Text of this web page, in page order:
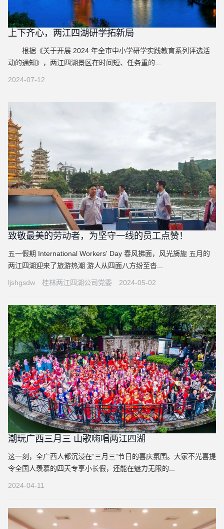
上下齐心，两江四湖研学拓新局
根据《关于开展 2024 年全市中小学研学实践教育系列评选活
动的通知》，两江四湖景区在时间短、任务重的...
2024-07-12
致敬最美的劳动者，为坚守一线的员工点赞！
五一假期 International Workers' Day 春风拂面，风光旖旎 五月的
两江四湖迎来了旅游热潮 游人从四面八方纷至沓...
ljshgsdw 桂林两江四湖公司党委 2024-05-02
潮玩广西三月三 山歌嗨唱两江四湖
这一刻，全广西人都沉浸在“三月三”节日的喜庆氛围。大家不光喜提
令全国人羡慕的四天专享小长假，还能在魅力无限的...
2024-04-11